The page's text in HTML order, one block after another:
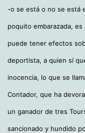
-o se está o no se está
poquito embarazada,
puede tener efectos
deportista, a quien sí
inocencia, lo que se
Contador, que ha
un ganador de tres
sancionado y hundido